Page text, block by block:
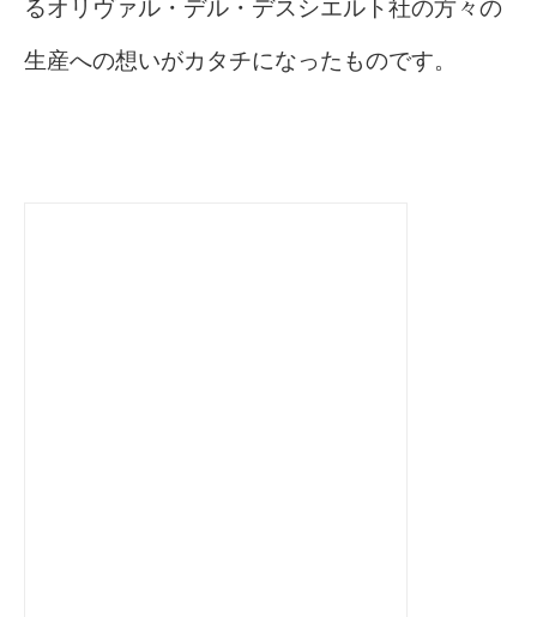
るオリヴァル・デル・デスシエルト社の方々の
生産への想いがカタチになったものです。